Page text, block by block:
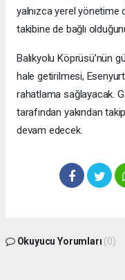
yalnızca yerel yönetime
takibine de bağlı
Balıkyolu Köprüsü’nün
hale getirilmesi,
rahatlama sağlayacak.
tarafından yakından
devam edecek.
Okuyucu Yorumları (0)